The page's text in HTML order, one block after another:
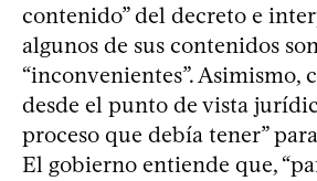
contenido” del decreto e
algunos de sus contenidos son
“inconvenientes”. Asimismo,
desde el punto de vista
proceso que debía tener”
El gobierno entiende que,